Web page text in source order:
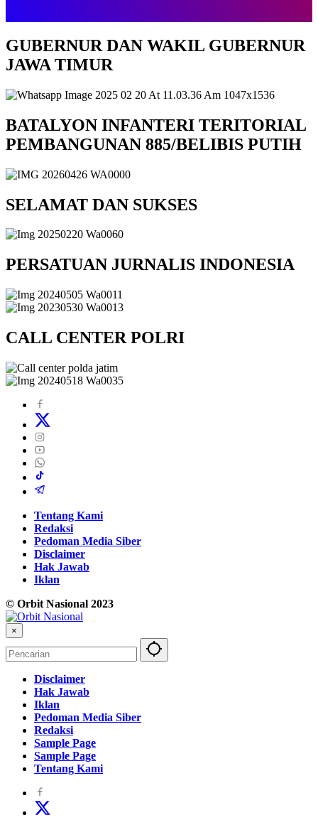
GUBERNUR DAN WAKIL GUBERNUR
JAWA TIMUR
BATALYON INFANTERI TERITORIAL
PEMBANGUNAN 885/BELIBIS PUTIH
SELAMAT DAN SUKSES
PERSATUAN JURNALIS INDONESIA
CALL CENTER POLRI
Tentang Kami
Redaksi
Pedoman Media Siber
Disclaimer
Hak Jawab
Iklan
© Orbit Nasional 2023
×
Disclaimer
Hak Jawab
Iklan
Pedoman Media Siber
Redaksi
Sample Page
Sample Page
Tentang Kami